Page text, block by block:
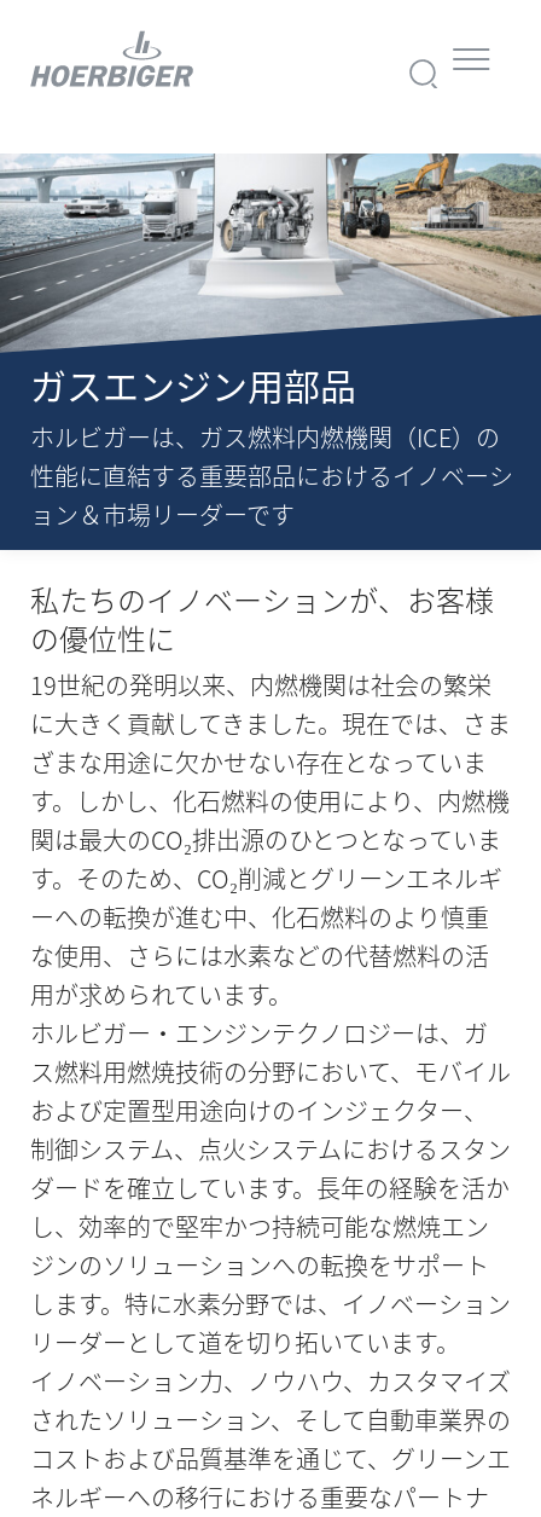
ガスエンジン用部品
ホルビガーは、ガス燃料内燃機関（ICE）の
性能に直結する重要部品におけるイノベーシ
ョン＆市場リーダーです
私たちのイノベーションが、お客様
の優位性に
19世紀の発明以来、内燃機関は社会の繁栄
に大きく貢献してきました。現在では、さま
ざまな用途に欠かせない存在となっていま
す。しかし、化石燃料の使用により、内燃機
関は最大のCO₂排出源のひとつとなっていま
す。そのため、CO₂削減とグリーンエネルギ
ーへの転換が進む中、化石燃料のより慎重
な使用、さらには水素などの代替燃料の活
用が求められています。
ホルビガー・エンジンテクノロジーは、ガ
ス燃料用燃焼技術の分野において、モバイル
および定置型用途向けのインジェクター、
制御システム、点火システムにおけるスタン
ダードを確立しています。長年の経験を活か
し、効率的で堅牢かつ持続可能な燃焼エン
ジンのソリューションへの転換をサポート
します。特に水素分野では、イノベーション
リーダーとして道を切り拓いています。
イノベーション力、ノウハウ、カスタマイズ
されたソリューション、そして自動車業界の
コストおよび品質基準を通じて、グリーンエ
ネルギーへの移行における重要なパートナ